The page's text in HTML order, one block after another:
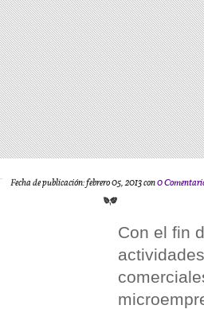
Fecha de publicación: febrero 05, 2013 con0
Con el fin